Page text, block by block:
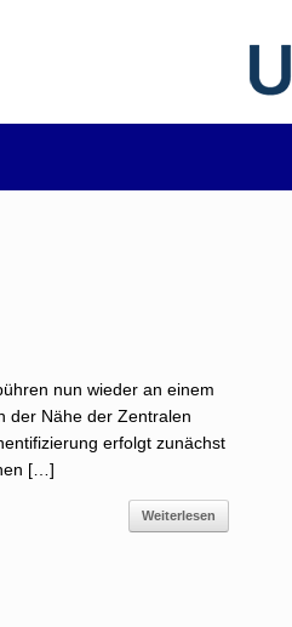
nun wieder an einem
der Nähe der Zentralen
erfolgt zunächst
[…]
Weiterlesen